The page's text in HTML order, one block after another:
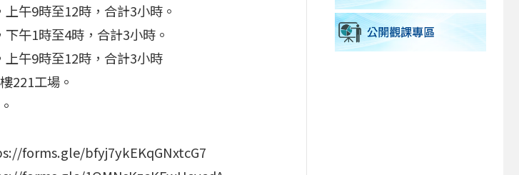
午9時至12時，合計3小時。
午1時至4時，合計3小時。
午9時至12時，合計3小時
221工場。
forms.gle/bfyj7ykEKqGNxtcG7